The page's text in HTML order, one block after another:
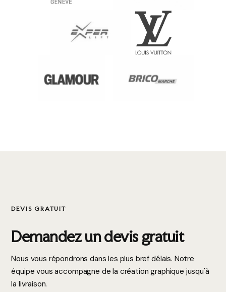
DEVIS GRATUIT
Demandez un devis gratuit
Nous vous répondrons dans les plus bref délais. Notre
équipe vous accompagne de la création graphique jusqu'à
la livraison.